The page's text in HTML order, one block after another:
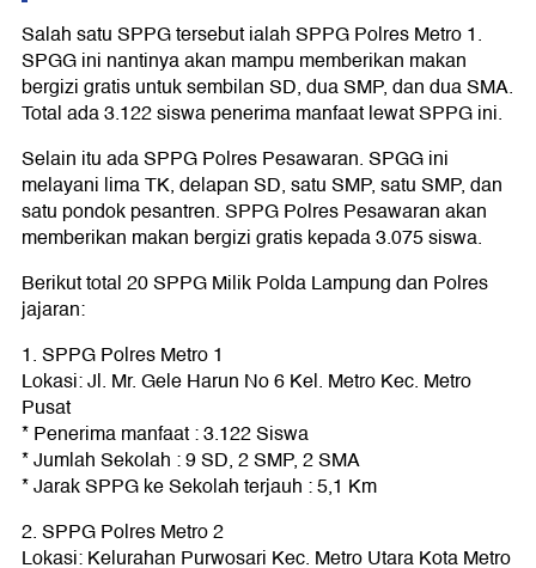
Salah satu SPPG tersebut ialah SPPG Polres Metro 1.
SPGG ini nantinya akan mampu memberikan makan
bergizi gratis untuk sembilan SD, dua SMP, dan dua SMA.
Total ada 3.122 siswa penerima manfaat lewat SPPG ini.
Selain itu ada SPPG Polres Pesawaran. SPGG ini
melayani lima TK, delapan SD, satu SMP, satu SMP, dan
satu pondok pesantren. SPPG Polres Pesawaran akan
memberikan makan bergizi gratis kepada 3.075 siswa.
Berikut total 20 SPPG Milik Polda Lampung dan Polres
jajaran:
1. SPPG Polres Metro 1
Lokasi: Jl. Mr. Gele Harun No 6 Kel. Metro Kec. Metro
Pusat
* Penerima manfaat : 3.122 Siswa
* Jumlah Sekolah : 9 SD, 2 SMP, 2 SMA
* Jarak SPPG ke Sekolah terjauh : 5,1 Km
2. SPPG Polres Metro 2
Lokasi: Kelurahan Purwosari Kec. Metro Utara Kota Metro